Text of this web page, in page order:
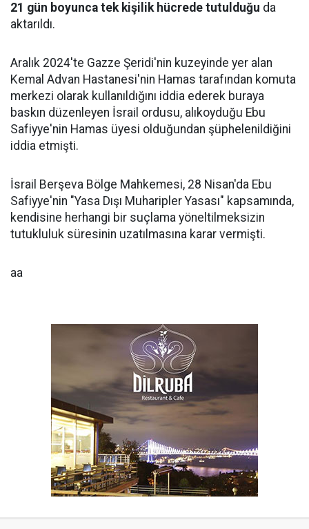
21 gün boyunca tek kişilik hücrede tutulduğu da
aktarıldı.
Aralık 2024'te Gazze Şeridi'nin kuzeyinde yer alan
Kemal Advan Hastanesi'nin Hamas tarafından komuta
merkezi olarak kullanıldığını iddia ederek buraya
baskın düzenleyen İsrail ordusu, alıkoyduğu Ebu
Safiyye'nin Hamas üyesi olduğundan şüphelenildiğini
iddia etmişti.
İsrail Berşeva Bölge Mahkemesi, 28 Nisan'da Ebu
Safiyye'nin "Yasa Dışı Muharipler Yasası" kapsamında,
kendisine herhangi bir suçlama yöneltilmeksizin
tutukluluk süresinin uzatılmasına karar vermişti.
aa